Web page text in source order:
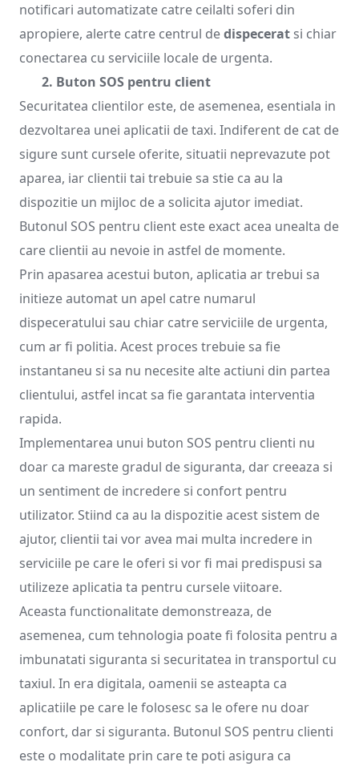
notificari automatizate catre ceilalti soferi din
apropiere, alerte catre centrul dedispecerat si chiar
conectarea cu serviciile locale de urgenta.
2. Buton SOS pentru client
Securitatea clientilor este, de asemenea, esentiala in
dezvoltarea unei aplicatii de taxi. Indiferent de cat de
sigure sunt cursele oferite, situatii neprevazute pot
aparea, iar clientii tai trebuie sa stie ca au la
dispozitie un mijloc de a solicita ajutor imediat.
Butonul SOS pentru client este exact acea unealta de
care clientii au nevoie in astfel de momente.
Prin apasarea acestui buton, aplicatia ar trebui sa
initieze automat un apel catre numarul
dispeceratului sau chiar catre serviciile de urgenta,
cum ar fi politia. Acest proces trebuie sa fie
instantaneu si sa nu necesite alte actiuni din partea
clientului, astfel incat sa fie garantata interventia
rapida.
Implementarea unui buton SOS pentru clienti nu
doar ca mareste gradul de siguranta, dar creeaza si
un sentiment de incredere si confort pentru
utilizator. Stiind ca au la dispozitie acest sistem de
ajutor, clientii tai vor avea mai multa incredere in
serviciile pe care le oferi si vor fi mai predispusi sa
utilizeze aplicatia ta pentru cursele viitoare.
Aceasta functionalitate demonstreaza, de
asemenea, cum tehnologia poate fi folosita pentru a
imbunatati siguranta si securitatea in transportul cu
taxiul. In era digitala, oamenii se asteapta ca
aplicatiile pe care le folosesc sa le ofere nu doar
confort, dar si siguranta. Butonul SOS pentru clienti
este o modalitate prin care te poti asigura ca